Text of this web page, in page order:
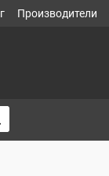
Производители